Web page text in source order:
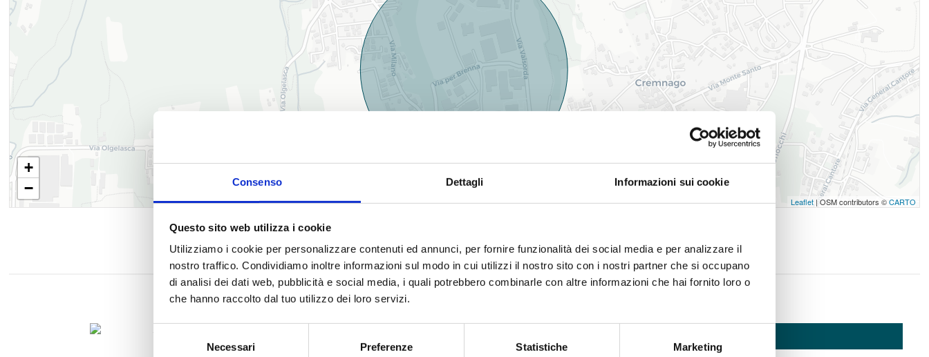
Consenso Dettagli Informazioni sui cookie
Questo sito web utilizza i cookie
Utilizziamo i cookie per personalizzare contenuti ed annunci, per fornire funzionalità dei social media e per analizzare il
nostro traffico. Condividiamo inoltre informazioni sul modo in cui utilizzi il nostro sito con i nostri partner che si occupano
di analisi dei dati web, pubblicità e social media, i quali potrebbero combinarle con altre informazioni che hai fornito loro o
che hanno raccolto dal tuo utilizzo dei loro servizi.
Necessari Preferenze Statistiche Marketing
+
−
Leaflet| OSM contributors ©CARTO